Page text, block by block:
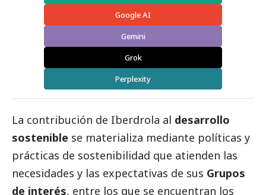
Google AI
Gemini
Grok
Perplexity
La contribución de Iberdrola al desarrollo
sostenible se materializa mediante políticas y
prácticas de sostenibilidad que atienden las
necesidades y las expectativas de sus Grupos
de interés, entre los que se encuentran los